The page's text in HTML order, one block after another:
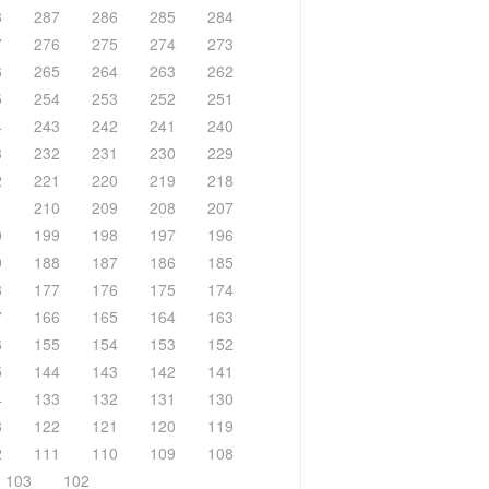
287 286 285
284
276 275 274
273
265 264 263
262
254 253 252
251
243 242 241
240
232 231 230
229
221 220 219
218
210 209 208
207
199 198 197
196
188 187 186
185
177 176 175
174
166 165 164
163
155 154 153
152
144 143 142
141
133 132 131
130
122 121 120
119
111 110 109
108
103
102